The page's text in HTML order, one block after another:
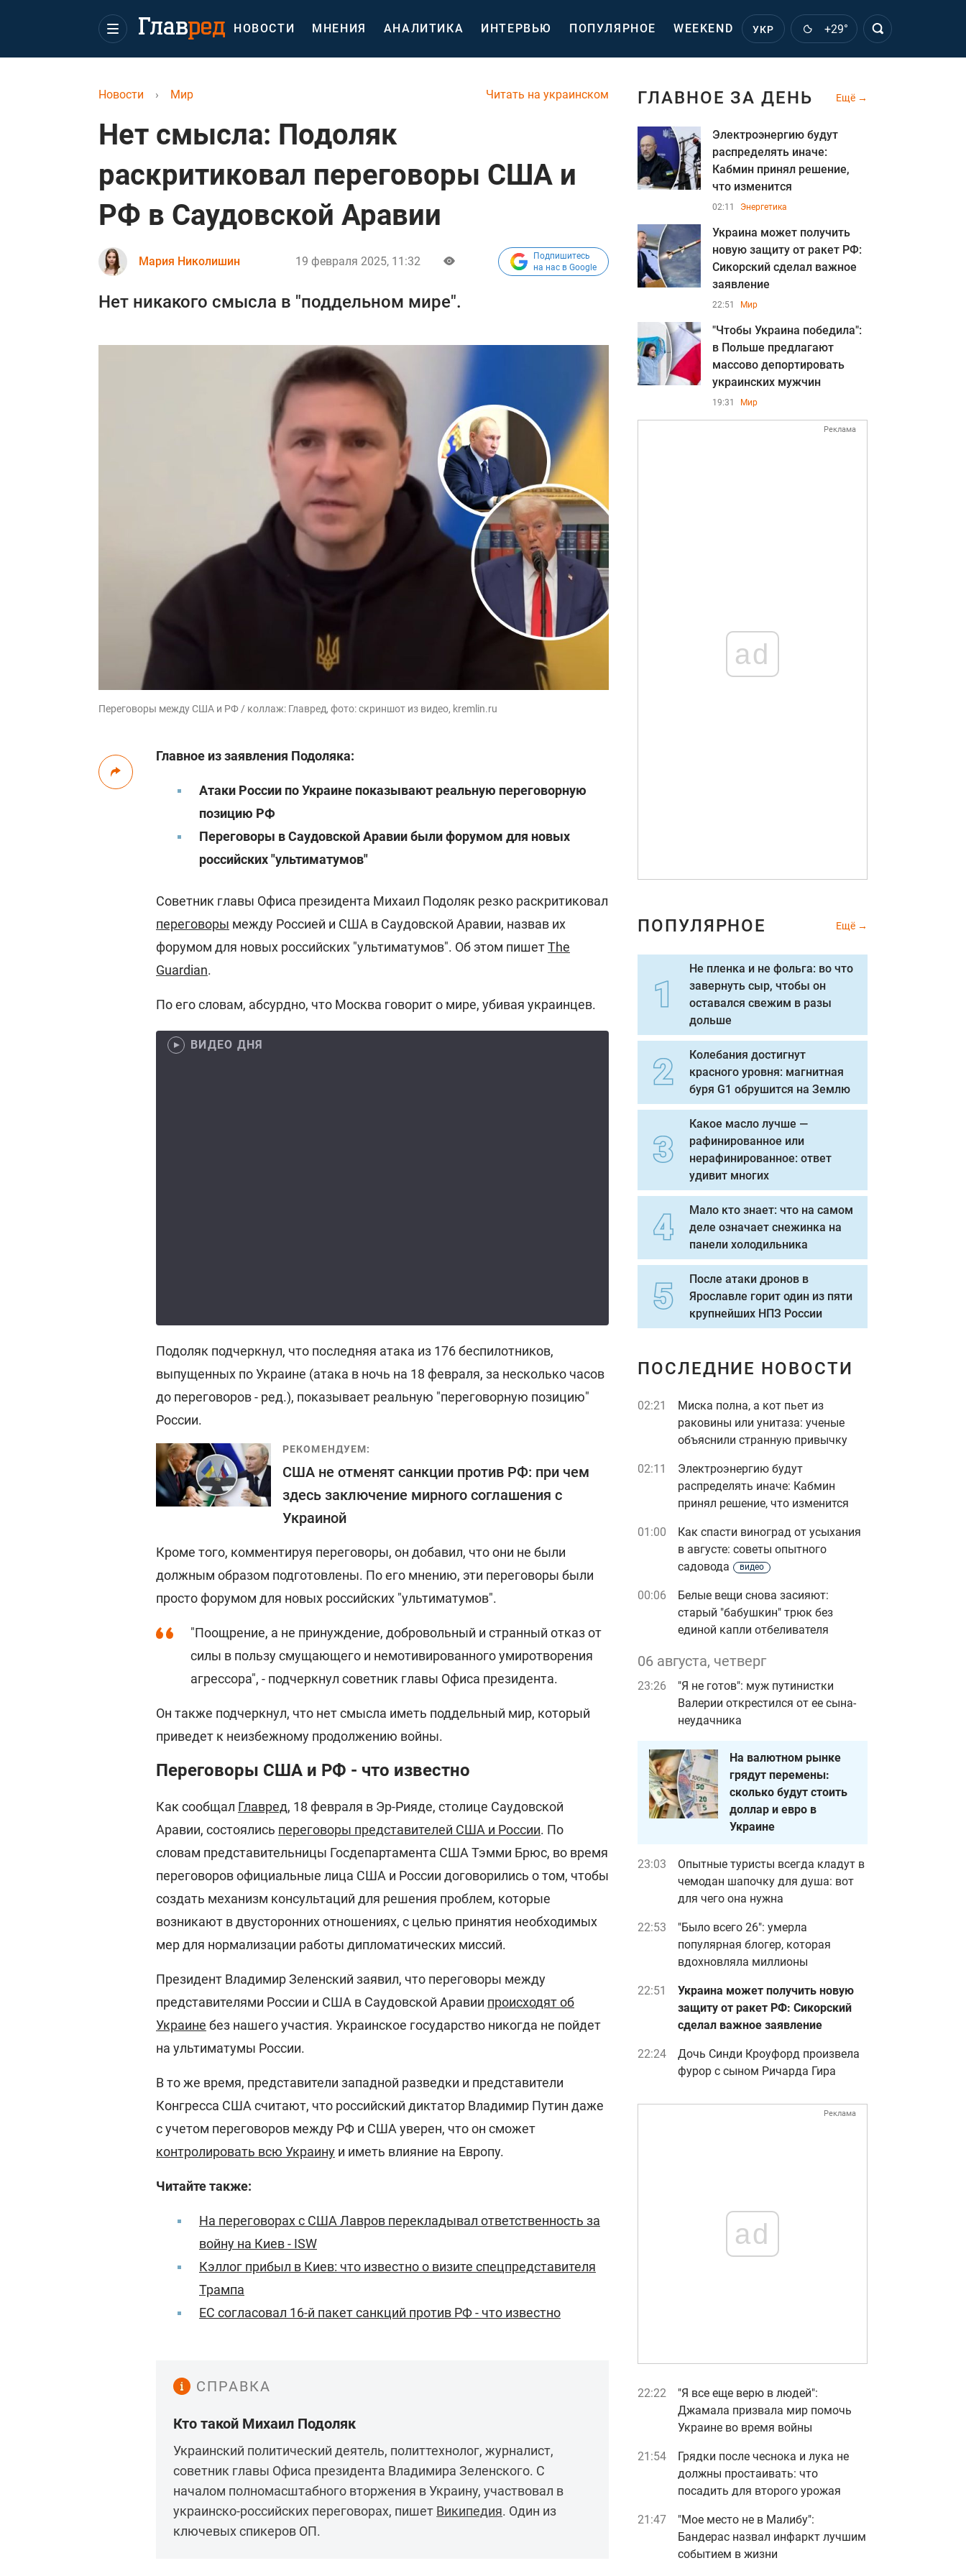
НОВОСТИ МНЕНИЯ АНАЛИТИКА ИНТЕРВЬЮ ПОПУЛЯРНОЕ WEEKEND УКР +29°
Читать на украинском
Новости › Мир
Нет смысла: Подоляк
раскритиковал переговоры США и
РФ в Саудовской Аравии
Мария Николишин 19 февраля 2025, 11:32
Подпишитесь
на нас в Google
Нет никакого смысла в "поддельном мире".
Переговоры между США и РФ / коллаж: Главред, фото: скриншот из видео, kremlin.ru
Главное из заявления Подоляка:
Атаки России по Украине показывают реальную переговорную
позицию РФ
Переговоры в Саудовской Аравии были форумом для новых
российских "ультиматумов"
Советник главы Офиса президента Михаил Подоляк резко раскритиковал
переговоры между Россией и США в Саудовской Аравии, назвав их
форумом для новых российских "ультиматумов". Об этом пишетThe
Guardian.
По его словам, абсурдно, что Москва говорит о мире, убивая украинцев.
ВИДЕО ДНЯ
Подоляк подчеркнул, что последняя атака из 176 беспилотников,
выпущенных по Украине (атака в ночь на 18 февраля, за несколько часов
до переговоров - ред.), показывает реальную "переговорную позицию"
России.
РЕКОМЕНДУЕМ:
США не отменят санкции против РФ: при чем
здесь заключение мирного соглашения с
Украиной
Кроме того, комментируя переговоры, он добавил, что они не были
должным образом подготовлены. По его мнению, эти переговоры были
просто форумом для новых российских "ультиматумов".
"Поощрение, а не принуждение, добровольный и странный отказ от
силы в пользу смущающего и немотивированного умиротворения
агрессора", - подчеркнул советник главы Офиса президента.
Он также подчеркнул, что нет смысла иметь поддельный мир, который
приведет к неизбежному продолжению войны.
Переговоры США и РФ - что известно
Как сообщал Главред, 18 февраля в Эр-Рияде, столице Саудовской
Аравии, состоялись переговоры представителей США и России. По
словам представительницы Госдепартамента США Тэмми Брюс, во время
переговоров официальные лица США и России договорились о том, чтобы
создать механизм консультаций для решения проблем, которые
возникают в двусторонних отношениях, с целью принятия необходимых
мер для нормализации работы дипломатических миссий.
Президент Владимир Зеленский заявил, что переговоры между
представителями России и США в Саудовской Аравии происходят об
Украине без нашего участия. Украинское государство никогда не пойдет
на ультиматумы России.
В то же время, представители западной разведки и представители
Конгресса США считают, что российский диктатор Владимир Путин даже
с учетом переговоров между РФ и США уверен, что он сможет
контролировать всю Украину и иметь влияние на Европу.
Читайте также:
На переговорах с США Лавров перекладывал ответственность за
войну на Киев - ISW
Кэллог прибыл в Киев: что известно о визите спецпредставителя
Трампа
ЕС согласовал 16-й пакет санкций против РФ - что известно
СПРАВКА
Кто такой Михаил Подоляк
Украинский политический деятель, политтехнолог, журналист,
советник главы Офиса президента Владимира Зеленского. С
началом полномасштабного вторжения в Украину, участвовал в
украинско-российских переговорах, пишет Википедия. Один из
ключевых спикеров ОП.
ГЛАВНОЕ ЗА ДЕНЬ Ещё
Электроэнергию будут
распределять иначе:
Кабмин принял решение,
что изменится
02:11 Энергетика
Украина может получить
новую защиту от ракет РФ:
Сикорский сделал важное
заявление
22:51 Мир
"Чтобы Украина победила":
в Польше предлагают
массово депортировать
украинских мужчин
19:31 Мир
Реклама
ad
ПОПУЛЯРНОЕ Ещё
Не пленка и не фольга: во что
завернуть сыр, чтобы он
оставался свежим в разы
дольше
Колебания достигнут
красного уровня: магнитная
буря G1 обрушится на Землю
Какое масло лучше —
рафинированное или
нерафинированное: ответ
удивит многих
Мало кто знает: что на самом
деле означает снежинка на
панели холодильника
После атаки дронов в
Ярославле горит один из пяти
крупнейших НПЗ России
ПОСЛЕДНИЕ НОВОСТИ
02:21
Миска полна, а кот пьет из
раковины или унитаза: ученые
объяснили странную привычку
02:11
Электроэнергию будут
распределять иначе: Кабмин
принял решение, что изменится
01:00
Как спасти виноград от усыхания
в августе: советы опытного
садовода
видео
00:06
Белые вещи снова засияют:
старый "бабушкин" трюк без
единой капли отбеливателя
06 августа, четверг
23:26
"Я не готов": муж путинистки
Валерии открестился от ее сына-
неудачника
На валютном рынке
грядут перемены:
сколько будут стоить
доллар и евро в
Украине
23:03
Опытные туристы всегда кладут в
чемодан шапочку для душа: вот
для чего она нужна
22:53
"Было всего 26": умерла
популярная блогер, которая
вдохновляла миллионы
22:51
Украина может получить новую
защиту от ракет РФ: Сикорский
сделал важное заявление
22:24
Дочь Синди Кроуфорд произвела
фурор с сыном Ричарда Гира
Реклама
ad
22:22
"Я все еще верю в людей":
Джамала призвала мир помочь
Украине во время войны
21:54
Грядки после чеснока и лука не
должны простаивать: что
посадить для второго урожая
21:47
"Мое место не в Малибу":
Бандерас назвал инфаркт лучшим
событием в жизни